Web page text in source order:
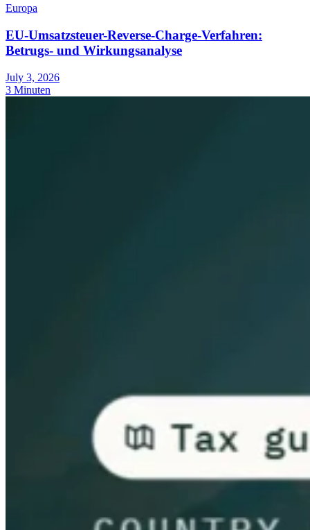
Europa
EU-Umsatzsteuer-Reverse-Charge-Verfahren:
Betrugs- und Wirkungsanalyse
July 3, 2026
3 Minuten